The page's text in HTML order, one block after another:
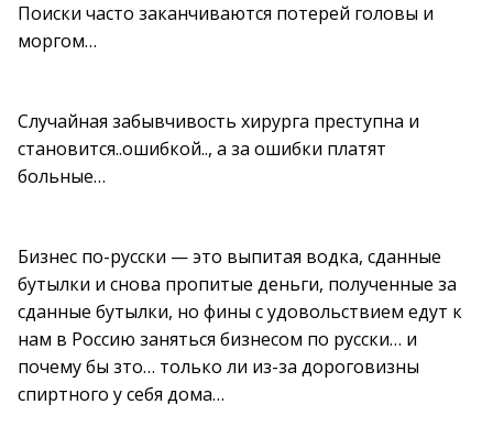
Поиски часто заканчиваются потерей головы и
моргом…
Случайная забывчивость хирурга преступна и
становится..ошибкой.., а за ошибки платят
больные…
Бизнес по-русски — это выпитая водка, сданные
бутылки и снова пропитые деньги, полученные за
сданные бутылки, но фины с удовольствием едут к
нам в Россию заняться бизнесом по русски… и
почему бы зто… только ли из-за дороговизны
спиртного у себя дома…